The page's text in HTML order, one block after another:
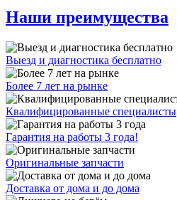
Наши преимущества
Выезд и диагностика бесплатно
Более 7 лет на рынке
Квалифицированные специалисты
Гарантия на работы 3 года!
Оригинальные запчасти
Доставка от дома и до дома